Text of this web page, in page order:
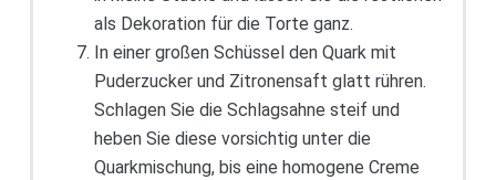
als Dekoration für die Torte ganz.
In einer großen Schüssel den Quark mit
Puderzucker und Zitronensaft glatt rühren.
Schlagen Sie die Schlagsahne steif und
heben Sie diese vorsichtig unter die
Quarkmischung, bis eine homogene Creme